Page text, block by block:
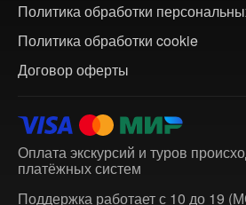
Политика обработки
Политика обработки cookie
Договор оферты
Оплата экскурсий и туров
платёжных систем
Поддержка работает с 10 до 19